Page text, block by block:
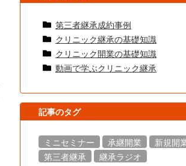
第三者継承成約事例
クリニック継承の基礎知識
クリニック開業の基礎知識
動画で学ぶクリニック継承
記事のタグ
ミニセミナー 承継開業
新規開
第三者継承
継承ラジオ